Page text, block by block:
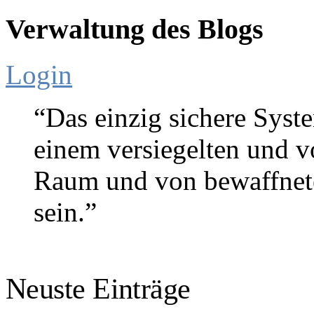
Verwaltung des Blogs
Login
“Das einzig sichere
einem versiegelten und
Raum und von
sein.”
Neuste Einträge